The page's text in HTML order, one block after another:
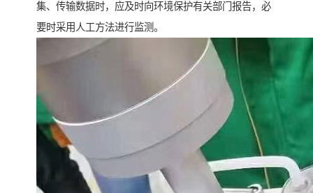
集、传输数据时，应及时向环境保护有关部门报告，必
要时采用人工方法进行监测。